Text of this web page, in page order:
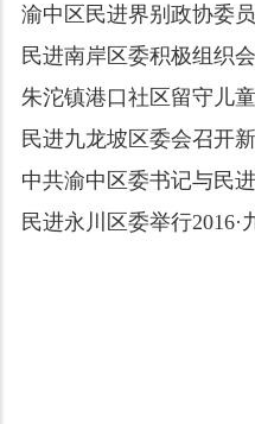
渝中区民进界别政协委
民进南岸区委积极组织
朱沱镇港口社区留守儿
民进九龙坡区委会召开
中共渝中区委书记与民
民进永川区委举行2016·